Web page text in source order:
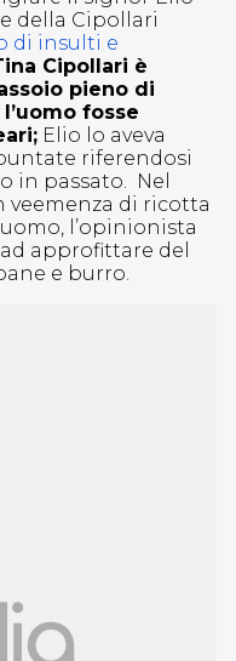
della Cipollari
di insulti e
Cipollari è
pieno di
l’uomo fosse
Elio lo aveva
riferendosi
in passato. Nel
di ricotta
l’opinionista
approfittare del
e burro.